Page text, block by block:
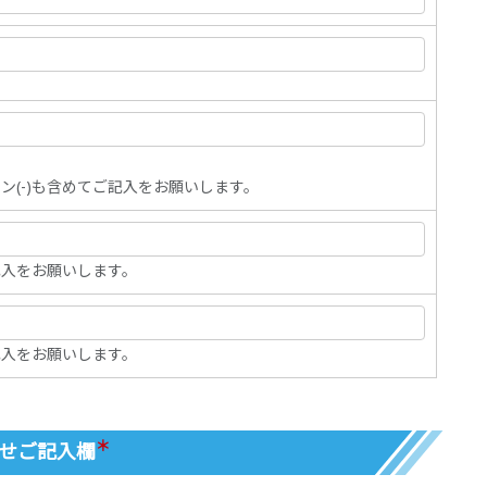
(-)も含めてご記入をお願いします。
をお願いします。
をお願いします。
ご記入欄＊